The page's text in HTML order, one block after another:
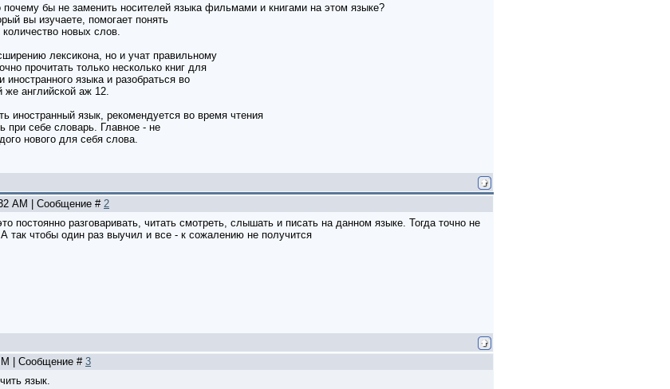
почему бы не заменить носителей языка фильмами и книгами на этом языке?
вы изучаете, помогает понять
новых слов.
лексикона, но и учат правильному
прочитать только несколько книг для
иностранного языка и разобраться во
английской аж 12.
иностранный язык, рекомендуется во время чтения
при себе словарь. Главное - не
нового для себя слова.
AM | Сообщение #2
постоянно разговаривать, читать смотреть, слышать и писать на данном языке. Тогда точно не
так чтобы один раз выучил и все - к сожалению не получится
| Сообщение #3
язык.